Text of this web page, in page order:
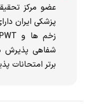
عضو مرکز
پزشکی ایران
برتر امتحانات